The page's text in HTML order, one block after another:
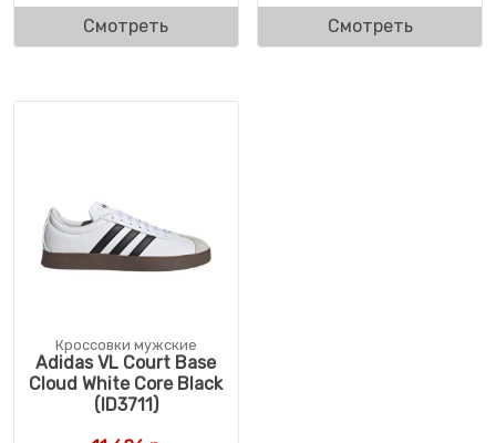
Смотреть
Смотреть
Кроссовки мужские
Adidas VL Court Base
Cloud White Core Black
(ID3711)